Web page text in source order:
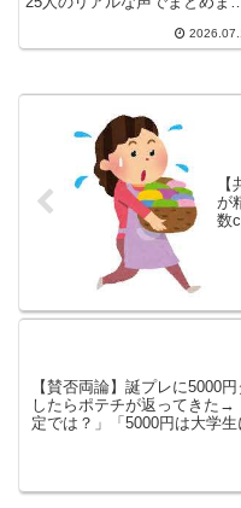
えない負担の違いから、家事分
出てこない本音とヒントをお
が
数
【賛否両論】誕プレに5000
したらポテチが返ってきた→
定では？」「5000円は大学